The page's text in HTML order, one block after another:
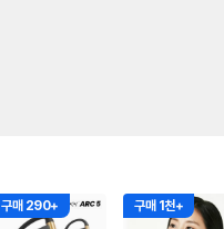
구매 290+ 구매 1천+